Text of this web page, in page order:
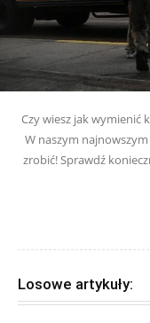
Czy wiesz jak wymienić
W naszym
zrobić! Sprawdź
Losowe artykuły: